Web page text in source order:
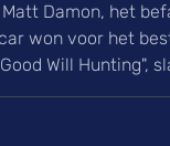
Damon, het
won voor het
Will Hunting",
een nieuwe